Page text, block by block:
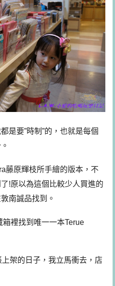
是要”時制”的，也就是每個
藤原輝枝所手繪的版本，不
!原以為這個比較少人買進的
南誠品找到。
裡找到唯一一本Terue
架的日子，我立馬衝去，店